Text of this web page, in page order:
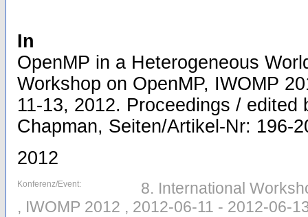
In
OpenMP in a Heterogeneous
Workshop on OpenMP, IWOMP
11-13, 2012. Proceedings / edited
Chapman, Seiten/Artikel-Nr: 196-
2012
Konferenz/Event:
8. International
, IWOMP 2012 , 2012-06-11 - 2012-06-